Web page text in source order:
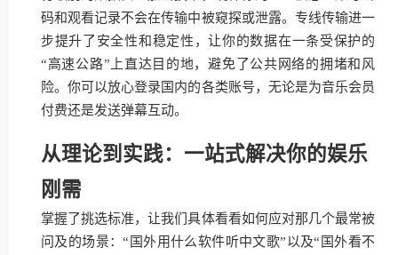
码和观看记录不会在传输中被窥探或泄露。专线传输进一
步提升了安全性和稳定性，让你的数据在一条受保护的
“高速公路”上直达目的地，避免了公共网络的拥堵和风
险。你可以放心登录国内的各类账号，无论是为音乐会员
付费还是发送弹幕互动。
从理论到实践：一站式解决你的娱乐
刚需
掌握了挑选标准，让我们具体看看如何应对那几个最常被
问及的场景：“国外用什么软件听中文歌”以及“国外看不